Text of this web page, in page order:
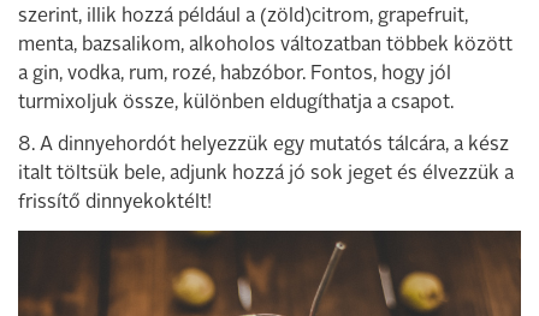
szerint, illik hozzá például a (zöld)citrom, grapefruit,
menta, bazsalikom, alkoholos változatban többek között
a gin, vodka, rum, rozé, habzóbor. Fontos, hogy jól
turmixoljuk össze, különben eldugíthatja a csapot.
8. A dinnyehordót helyezzük egy mutatós tálcára, a kész
italt töltsük bele, adjunk hozzá jó sok jeget és élvezzük a
frissítő dinnyekoktélt!